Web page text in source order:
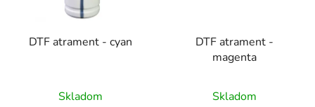
DTF atrament - cyan
Skladom
DTF atrament -
magenta
Skladom